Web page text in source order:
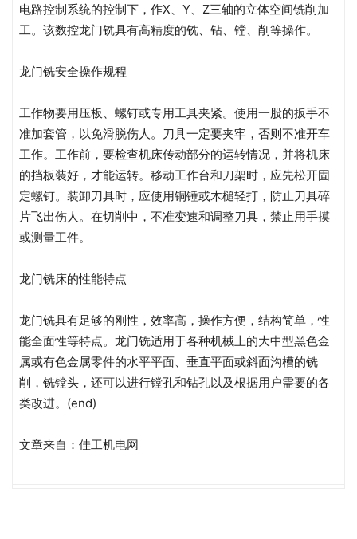
电路控制系统的控制下，作X、Y、Z三轴的立体空间铣削加
工。该数控龙门铣具有高精度的铣、钻、镗、削等操作。
龙门铣安全操作规程
工作物要用压板、螺钉或专用工具夹紧。使用一股的扳手不
准加套管，以免滑脱伤人。刀具一定要夹牢，否则不准开车
工作。工作前，要检查机床传动部分的运转情况，并将机床
的挡板装好，才能运转。移动工作台和刀架时，应先松开固
定螺钉。装卸刀具时，应使用铜锤或木槌轻打，防止刀具碎
片飞出伤人。在切削中，不准变速和调整刀具，禁止用手摸
或测量工件。
龙门铣床的性能特点
龙门铣具有足够的刚性，效率高，操作方便，结构简单，性
能全面性等特点。龙门铣适用于各种机械上的大中型黑色金
属或有色金属零件的水平平面、垂直平面或斜面沟槽的铣
削，铣镗头，还可以进行镗孔和钻孔以及根据用户需要的各
类改进。(end)
文章来自：佳工机电网